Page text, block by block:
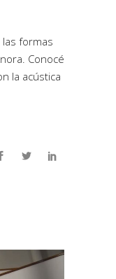
las formas
Conocé
la acústica